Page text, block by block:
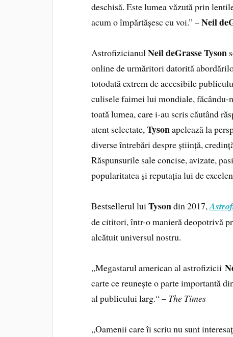
deschisă. Este lumea văzută prin
acum o împărtășesc cu voi.” –Neil
AstrofizicianulNeil deGrasse Tyson
online de urmăritori datorită
totodată extrem de accesibile
culisele faimei lui mondiale, făcându-
toată lumea, care i-au scris căutând
atent selectate,Tysonapelează la
diverse întrebări despre știință,
Răspunsurile sale concise, avizate,
popularitatea și reputația lui de
Bestsellerul luiTysondin 2017,
de cititori, într-o manieră deopotrivă
alcătuit universul nostru.
„Megastarul american al astrofizicii
carte ce reunește o parte importantă
al publicului larg.“ – The Times
„Oamenii care îi scriu nu sunt